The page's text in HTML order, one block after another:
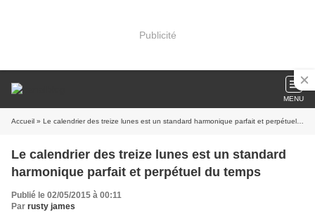
Publicité
MENU
Accueil » Le calendrier des treize lunes est un standard harmonique parfait et perpétuel du temps
Le calendrier des treize lunes est un standard
harmonique parfait et perpétuel du temps
Publié le 02/05/2015 à 00:11
Par rusty james